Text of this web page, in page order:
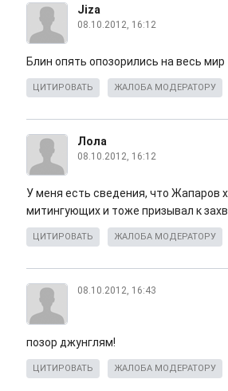
Jiza
08.10.2012, 16:12
Блин опять опозорились на весь мир
ЦИТИРОВАТЬ ЖАЛОБА МОДЕРАТОРУ
Лола
08.10.2012, 16:12
У меня есть сведения, что Жапаров
митингующих и тоже призывал к
ЦИТИРОВАТЬ ЖАЛОБА МОДЕРАТОРУ
08.10.2012, 16:43
позор джунглям!
ЦИТИРОВАТЬ ЖАЛОБА МОДЕРАТОРУ